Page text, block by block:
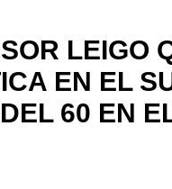
LEIGO
EN EL
60 EN